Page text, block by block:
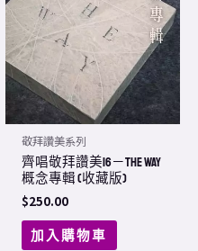
敬拜讚美系列
齊唱敬拜讚美16－THE WAY
概念專輯 (收藏版)
$250.00
加入購物車